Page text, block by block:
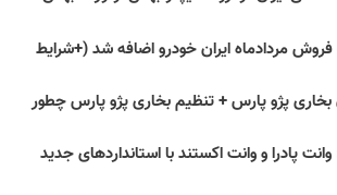
فروش مردادماه ایران خودرو اضافه شد (+شرایط
پژو پارس + تنظیم بخاری پژو پارس چطور
پادرا و وانت اکستند با استانداردهای جدید